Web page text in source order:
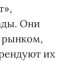
Они
рынком,
их